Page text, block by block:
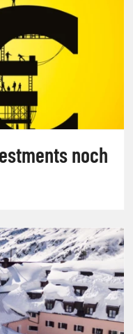
noch